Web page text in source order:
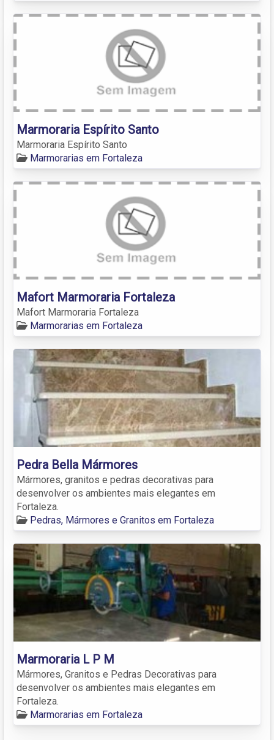
Marmoraria Espírito Santo
Marmoraria Espírito Santo
Marmorarias em Fortaleza
Mafort Marmoraria Fortaleza
Mafort Marmoraria Fortaleza
Marmorarias em Fortaleza
Pedra Bella Mármores
Mármores, granitos e pedras decorativas para
desenvolver os ambientes mais elegantes em
Fortaleza.
Pedras, Mármores e Granitos em Fortaleza
Marmoraria L P M
Mármores, Granitos e Pedras Decorativas para
desenvolver os ambientes mais elegantes em
Fortaleza.
Marmorarias em Fortaleza